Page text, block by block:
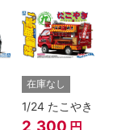
在庫なし
1/24 たこやき
2,300 円